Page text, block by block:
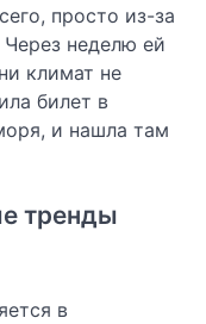
просто из-за
неделю ей
климат не
билет в
и нашла там
тренды
в